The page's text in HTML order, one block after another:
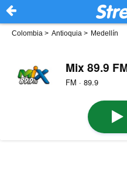
Colombia > Antioquia > Medellín
Mix 89.9
FM · 89.9